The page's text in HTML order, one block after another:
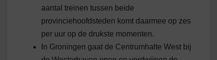
aantal treinen tussen beide
provinciehoofdsteden komt daarmee op zes
per uur op de drukste momenten.
In Groningen gaat de Centrumhalte West bij